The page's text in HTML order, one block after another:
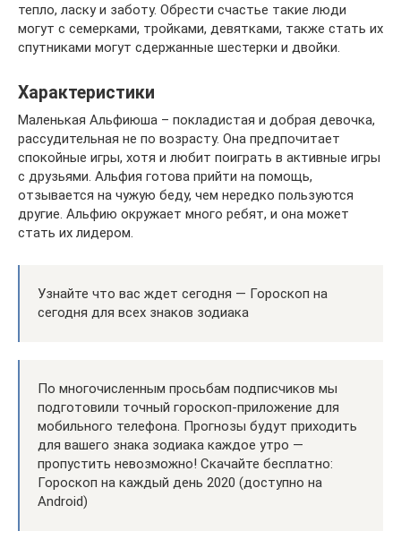
тепло, ласку и заботу. Обрести счастье такие люди
могут с семерками, тройками, девятками, также стать их
спутниками могут сдержанные шестерки и двойки.
Характеристики
Маленькая Альфиюша – покладистая и добрая девочка,
рассудительная не по возрасту. Она предпочитает
спокойные игры, хотя и любит поиграть в активные игры
с друзьями. Альфия готова прийти на помощь,
отзывается на чужую беду, чем нередко пользуются
другие. Альфию окружает много ребят, и она может
стать их лидером.
Узнайте что вас ждет сегодня — Гороскоп на
сегодня для всех знаков зодиака
По многочисленным просьбам подписчиков мы
подготовили точный гороскоп-приложение для
мобильного телефона. Прогнозы будут приходить
для вашего знака зодиака каждое утро —
пропустить невозможно! Скачайте бесплатно:
Гороскоп на каждый день 2020 (доступно на
Android)